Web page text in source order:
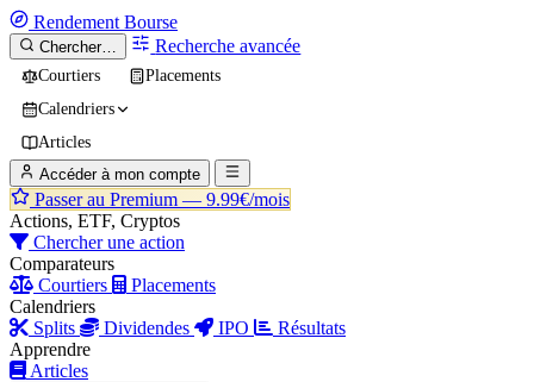
Rendement Bourse
Chercher… Recherche avancée
Courtiers
Placements
Calendriers
Articles
Accéder à mon compte
Passer au Premium — 9.99€/mois
Actions, ETF, Cryptos
Chercher une action
Comparateurs
Courtiers
Placements
Calendriers
Splits
Dividendes IPO
Résultats
Apprendre
Articles